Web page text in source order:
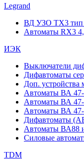
Legrand
ВД УЗО TX3
Автоматы RX3
ИЭК
Выключатели
Дифавтоматы
Доп. устройства
Автоматы ВА
Автоматы ВА
Автоматы ВА
Дифавтоматы
Автоматы ВА88
Силовые
TDM